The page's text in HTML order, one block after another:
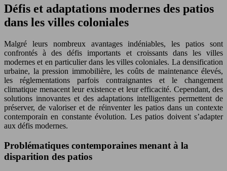
Défis et adaptations modernes des patios
dans les villes coloniales
Malgré leurs nombreux avantages indéniables, les patios sont
confrontés à des défis importants et croissants dans les villes
modernes et en particulier dans les villes coloniales. La densification
urbaine, la pression immobilière, les coûts de maintenance élevés,
les réglementations parfois contraignantes et le changement
climatique menacent leur existence et leur efficacité. Cependant, des
solutions innovantes et des adaptations intelligentes permettent de
préserver, de valoriser et de réinventer les patios dans un contexte
contemporain en constante évolution. Les patios doivent s’adapter
aux défis modernes.
Problématiques contemporaines menant à la
disparition des patios